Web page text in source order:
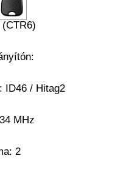
ID46 / Hitag2
MHz
2